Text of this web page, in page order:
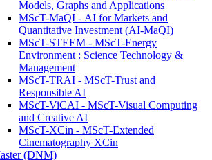
Models, Graphs and Applications
MScT-MaQI - AI for Markets and
Quantitative Investment (AI-MaQI)
MScT-STEEM - MScT-Energy
Environment : Science Technology &
Management
MScT-TRAI - MScT-Trust and
Responsible AI
MScT-ViCAI - MScT-Visual Computing
and Creative AI
MScT-XCin - MScT-Extended
Cinematography XCin
(DNM)